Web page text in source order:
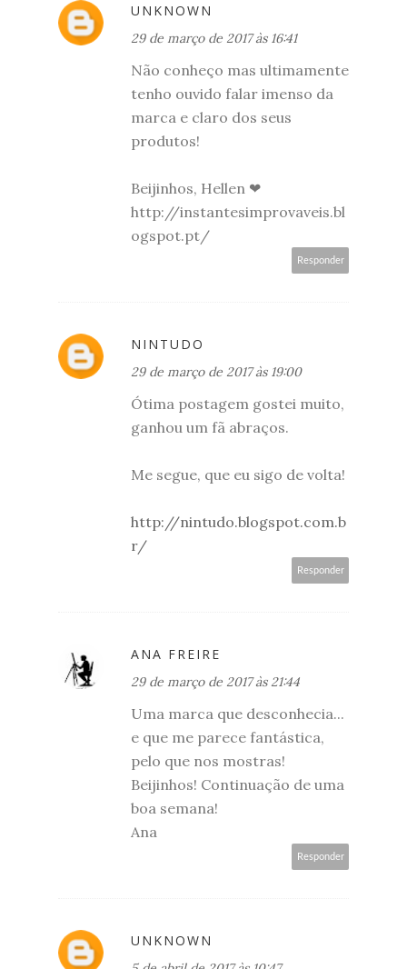
UNKNOWN
29 de março de 2017 às 16:41
Não conheço mas ultimamente
tenho ouvido falar imenso da
marca e claro dos seus
produtos!
Beijinhos, Hellen ❤
http://instantesimprovaveis.bl
ogspot.pt/
Responder
NINTUDO
29 de março de 2017 às 19:00
Ótima postagem gostei muito,
ganhou um fã abraços.
Me segue, que eu sigo de volta!
http://nintudo.blogspot.com.b
r/
Responder
ANA FREIRE
29 de março de 2017 às 21:44
Uma marca que desconhecia...
e que me parece fantástica,
pelo que nos mostras!
Beijinhos! Continuação de uma
boa semana!
Ana
Responder
UNKNOWN